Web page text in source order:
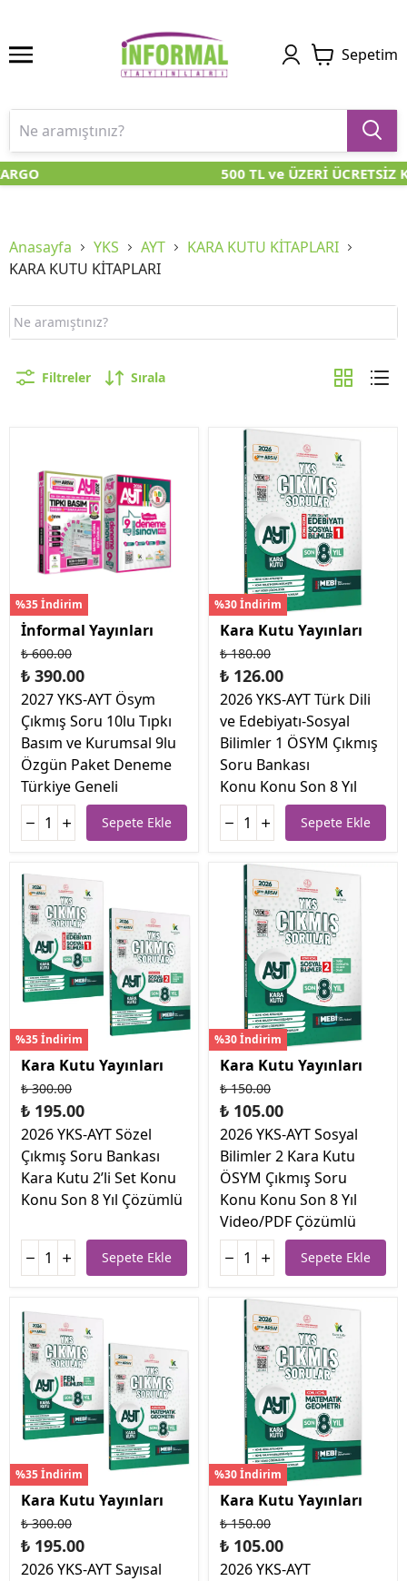
Sepetim
500 TL ve ÜZERİ ÜCRETSİZ
Anasayfa YKS AYT
KARA KUTU KİTAPLARI
KARA KUTU KİTAPLARI
Filtreler Sırala
%35 İndirim
İnformal Yayınları
₺ 600.00
₺ 390.00
2027 YKS-AYT Ösym
Çıkmış Soru 10lu Tıpkı
Basım ve Kurumsal 9lu
Özgün Paket Deneme
Türkiye Geneli
Sepete Ekle
%30 İndirim
Kara Kutu Yayınları
₺ 180.00
₺ 126.00
2026 YKS-AYT Türk Dili
ve Edebiyatı-Sosyal
Bilimler 1 ÖSYM Çıkmış
Soru Bankası
Konu Konu Son 8 Yıl
Sepete Ekle
%35 İndirim
Kara Kutu Yayınları
₺ 300.00
₺ 195.00
2026 YKS-AYT Sözel
Çıkmış Soru Bankası
Kara Kutu 2’li Set Konu
Konu Son 8 Yıl Çözümlü
Sepete Ekle
%30 İndirim
Kara Kutu Yayınları
₺ 150.00
₺ 105.00
2026 YKS-AYT Sosyal
Bilimler 2 Kara Kutu
ÖSYM Çıkmış Soru
Konu Konu Son 8 Yıl
Video/PDF Çözümlü
Sepete Ekle
%35 İndirim
Kara Kutu Yayınları
₺ 300.00
₺ 195.00
2026 YKS-AYT Sayısal
%30 İndirim
Kara Kutu Yayınları
₺ 150.00
₺ 105.00
2026 YKS-AYT